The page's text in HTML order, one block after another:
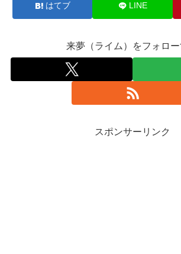
はてブ LINE
来夢（ライム）をフォロー
スポンサーリンク